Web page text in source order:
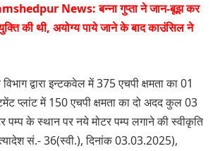
News: बन्ना गुप्ता ने जान-बूझ कर
की थी, अयोग्य पाये जाने के बाद काउंसिल ने
द्वारा इन्टकवेल में 375 एचपी क्षमता का 01
प्लांट में 150 एचपी क्षमता का दो अदद कुल 03
पम्प के स्थान पर नये मोटर पम्प लगाने की स्वीकृति
सं.- 36(स्वी.), दिनांक 03.03.2025),